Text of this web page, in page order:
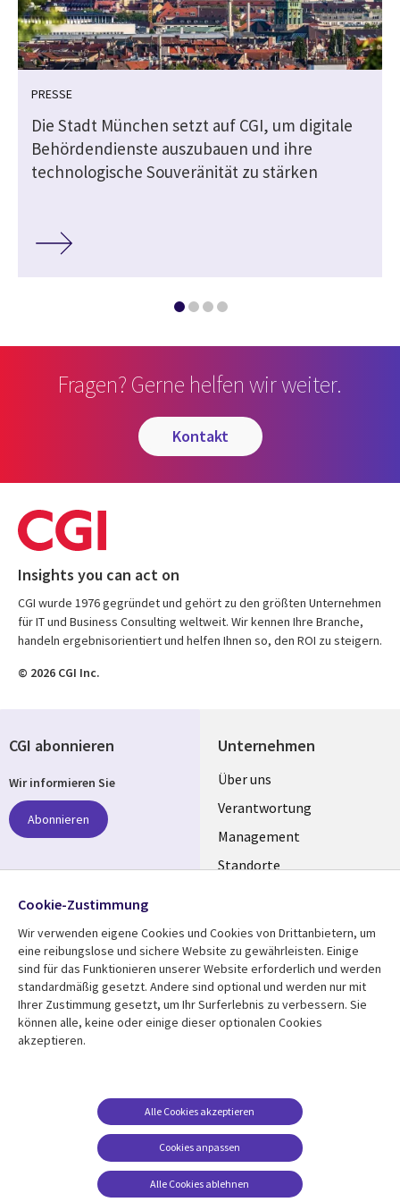
PRESSE
Die Stadt München setzt auf CGI, um digitale
Behördendienste auszubauen und ihre
technologische Souveränität zu stärken
Fragen? Gerne helfen wir weiter.
kontakt
Insights you can act on
CGI wurde 1976 gegründet und gehört zu den größten Unternehmen
für IT und Business Consulting weltweit. Wir kennen Ihre Branche,
handeln ergebnisorientiert und helfen Ihnen so, den ROI zu steigern.
© 2026 CGI Inc.
Unternehmen
Useful
links
GERMANY
Über uns
Verantwortung
Management
Standorte
Mediathek
Library
GERMANY
Aktuelles
Rechtliches
Beschwerden/Hinweise
Compliance
Datenschutz
Impressum
CGI abonnieren
Wir informieren Sie
Abonnieren
Folgen Sie uns
Social
Media
GERMANY
Cookie-Zustimmung
Wir verwenden eigene Cookies und Cookies von Drittanbietern, um
eine reibungslose und sichere Website zu gewährleisten. Einige
sind für das Funktionieren unserer Website erforderlich und werden
standardmäßig gesetzt. Andere sind optional und werden nur mit
Ihrer Zustimmung gesetzt, um Ihr Surferlebnis zu verbessern. Sie
können alle, keine oder einige dieser optionalen Cookies
akzeptieren.
Cookies anpassen
Alle Cookies akzeptieren
Alle Cookies ablehnen